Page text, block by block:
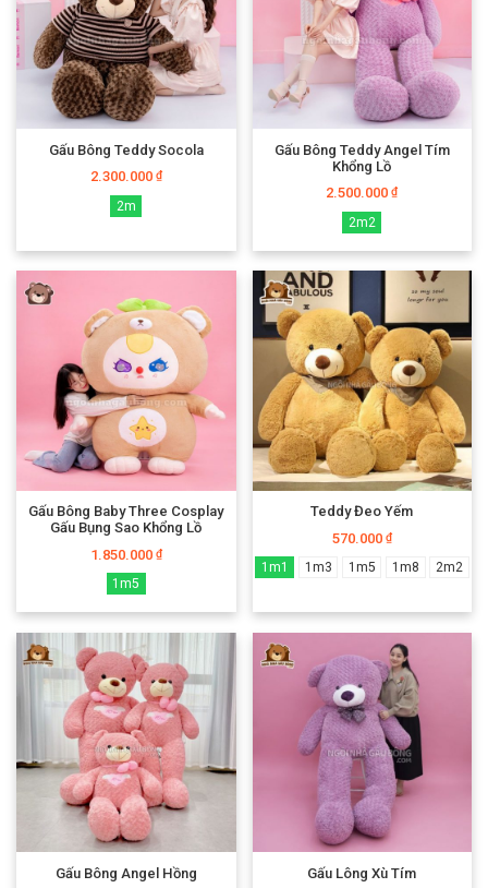
Gấu Bông Teddy Socola
2.300.000 ₫
2m
Gấu Bông Teddy Angel Tím
Khổng Lồ
2.500.000₫
2m2
Gấu Bông Baby Three Cosplay
Gấu Bụng Sao Khổng Lồ
1.850.000 ₫
1m5
Teddy Đeo Yếm
570.000 ₫
1m1 1m3 1m5 1m8 2m2
Gấu Bông Angel Hồng
Gấu Lông Xù Tím